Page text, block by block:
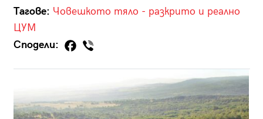
Тагове: Човешкото тяло - разкрито и реално
ЦУМ
Сподели: